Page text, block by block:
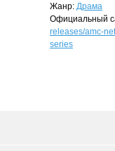
Жанр: Драма
Официальный
releases/amc-
series